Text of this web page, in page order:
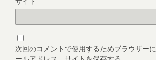
次回のコメントで使用するためブラウザー